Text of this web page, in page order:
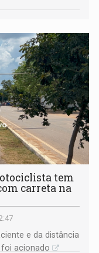
tem
carreta na
e da distância
acionado